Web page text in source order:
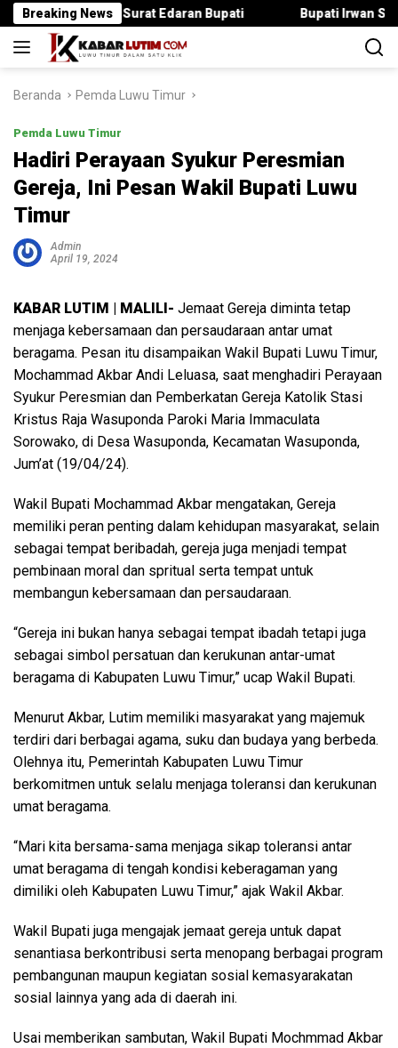
Langsung
ke
konten
Breaking News
Surat Edaran Bupati Bupati Irwan Serahkan
Beranda Pemda Luwu Timur
Pemda Luwu Timur
Hadiri Perayaan Syukur Peresmian
Gereja, Ini Pesan Wakil Bupati Luwu
Timur
Admin
April 19, 2024
KABAR LUTIM | MALILI- Jemaat Gereja diminta tetap
menjaga kebersamaan dan persaudaraan antar umat
beragama. Pesan itu disampaikan Wakil Bupati Luwu Timur,
Mochammad Akbar Andi Leluasa, saat menghadiri Perayaan
Syukur Peresmian dan Pemberkatan Gereja Katolik Stasi
Kristus Raja Wasuponda Paroki Maria Immaculata
Sorowako, di Desa Wasuponda, Kecamatan Wasuponda,
Jum’at (19/04/24).
Wakil Bupati Mochammad Akbar mengatakan, Gereja
memiliki peran penting dalam kehidupan masyarakat, selain
sebagai tempat beribadah, gereja juga menjadi tempat
pembinaan moral dan spritual serta tempat untuk
membangun kebersamaan dan persaudaraan.
“Gereja ini bukan hanya sebagai tempat ibadah tetapi juga
sebagai simbol persatuan dan kerukunan antar-umat
beragama di Kabupaten Luwu Timur,” ucap Wakil Bupati.
Menurut Akbar, Lutim memiliki masyarakat yang majemuk
terdiri dari berbagai agama, suku dan budaya yang berbeda.
Olehnya itu, Pemerintah Kabupaten Luwu Timur
berkomitmen untuk selalu menjaga toleransi dan kerukunan
umat beragama.
“Mari kita bersama-sama menjaga sikap toleransi antar
umat beragama di tengah kondisi keberagaman yang
dimiliki oleh Kabupaten Luwu Timur,” ajak Wakil Akbar.
Wakil Bupati juga mengajak jemaat gereja untuk dapat
senantiasa berkontribusi serta menopang berbagai program
pembangunan maupun kegiatan sosial kemasyarakatan
sosial lainnya yang ada di daerah ini.
Usai memberikan sambutan, Wakil Bupati Mochmmad Akbar